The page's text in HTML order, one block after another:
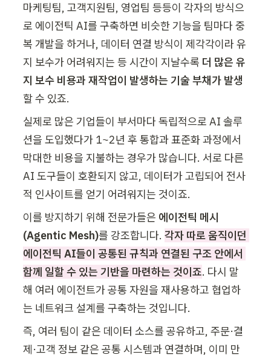
마케팅팀, 고객지원팀, 영업팀 등등이 각자의 방식으
로 에이전틱 AI를 구축하면 비슷한 기능을 팀마다 중
복 개발을 하거나, 데이터 연결 방식이 제각각이라 유
지 보수가 어려워지는 등 시간이 지날수록 더 많은 유
지 보수 비용과 재작업이 발생하는 기술 부채가 발생
할 수 있죠.
실제로 많은 기업들이 부서마다 독립적으로 AI 솔루
션을 도입했다가 1~2년 후 통합과 표준화 과정에서
막대한 비용을 지불하는 경우가 많습니다. 서로 다른
AI 도구들이 호환되지 않고, 데이터가 고립되어 전사
적 인사이트를 얻기 어려워지는 것이죠.
이를 방지하기 위해 전문가들은 에이전틱 메시
(Agentic Mesh)를 강조합니다. 각자 따로 움직이던
에이전틱 AI들이 공통된 규칙과 연결된 구조 안에서
함께 일할 수 있는 기반을 마련하는 것이죠. 다시 말
해 여러 에이전트가 공통 자원을 재사용하고 협업하
는 네트워크 설계를 구축하는 것입니다.
즉, 여러 팀이 같은 데이터 소스를 공유하고, 주문·결
제·고객 정보 같은 공통 시스템과 연결하며, 이미 만